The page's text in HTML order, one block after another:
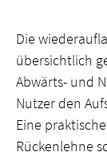
Die
übersichtlich
Abwärts- und
Nutzer den
Eine
Rückenlehne